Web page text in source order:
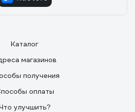
Каталог
магазинов
получения
оплаты
улучшить?